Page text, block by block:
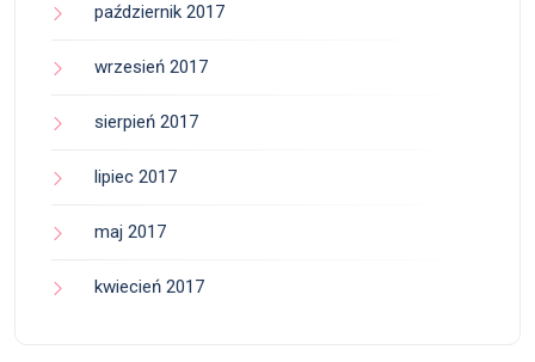
październik 2017
wrzesień 2017
sierpień 2017
lipiec 2017
maj 2017
kwiecień 2017